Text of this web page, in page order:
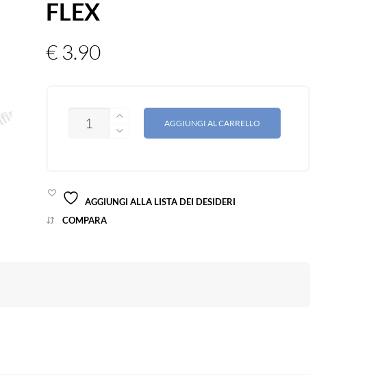
FLEX
€ 3.90
AGGIUNGI AL CARRELLO
AGGIUNGI ALLA LISTA DEI DESIDERI
COMPARA